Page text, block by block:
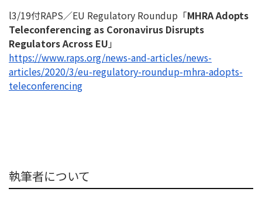
l3/19付RAPS／EU Regulatory Roundup「MHRA Adopts
Teleconferencing as Coronavirus Disrupts
Regulators Across EU 」
https://www.raps.org/news-and-articles/news-
articles/2020/3/eu-regulatory-roundup-mhra-adopts-
teleconferencing
執筆者について